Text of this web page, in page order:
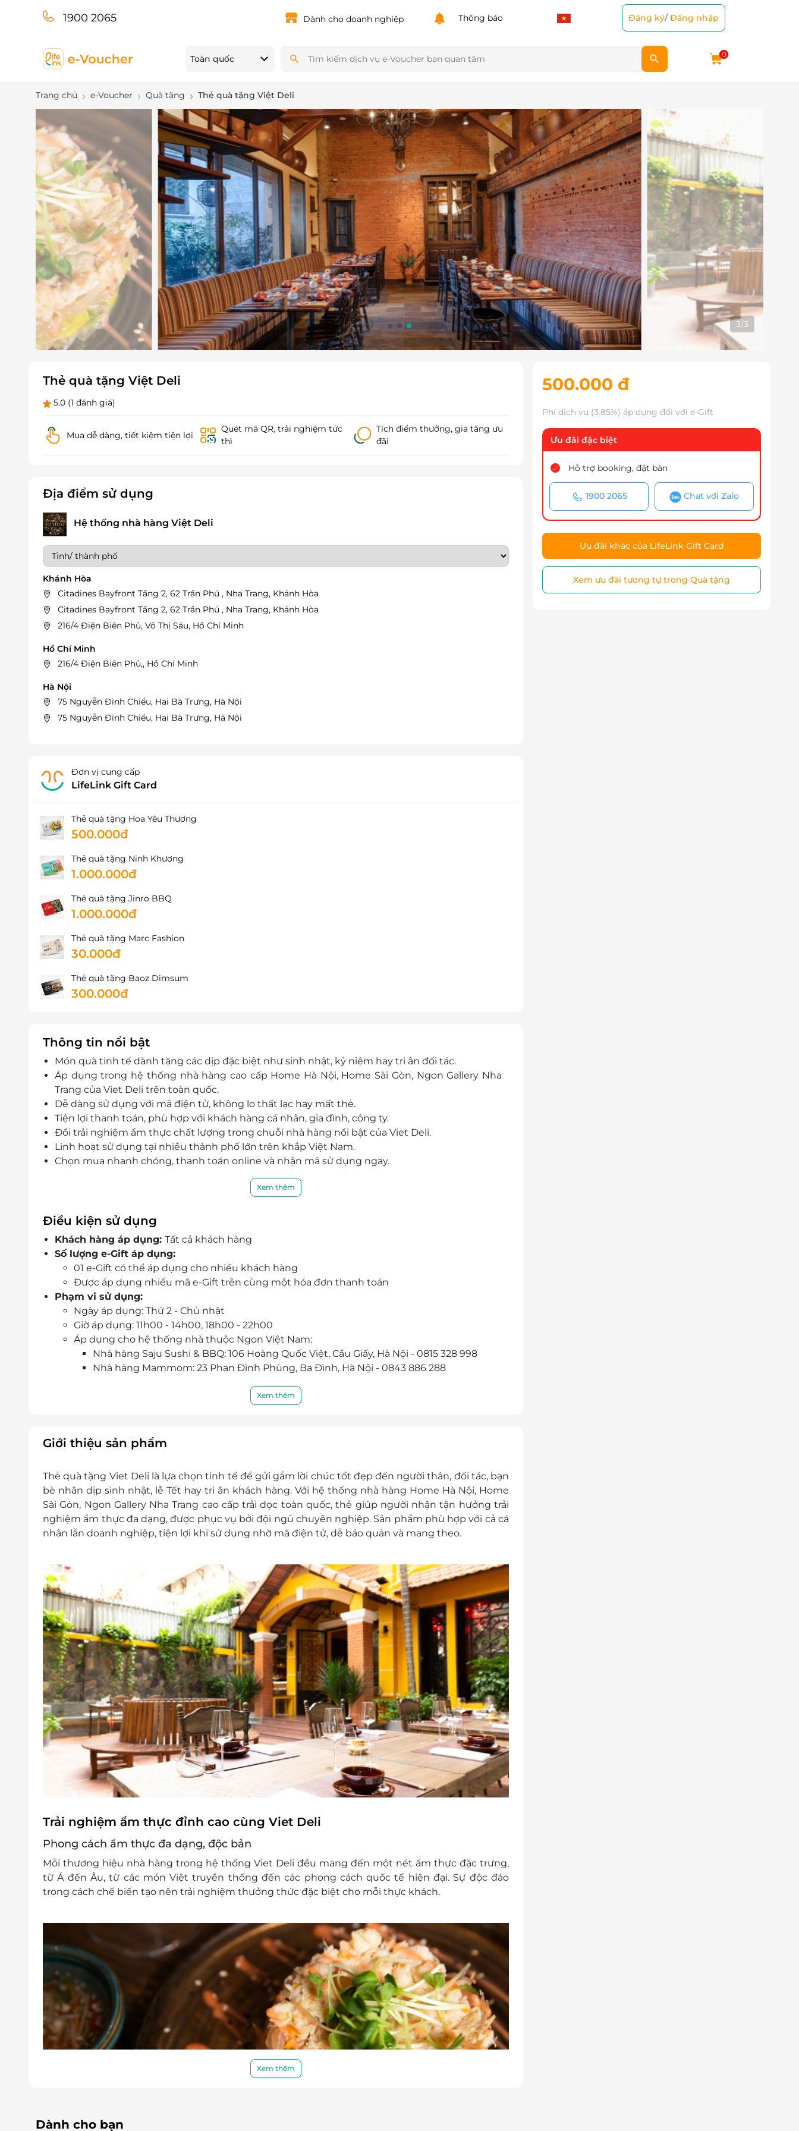
1900 2065 Dành cho doanh nghiệp Thông báo Đăng ký/Đăng nhập
Toàn quốc 0
Trang chủ e-Voucher Quà tặng Thẻ quà tặng Việt Deli
1/3
Thẻ quà tặng Việt Deli
5.0 (1 đánh giá)
Mua dễ dàng, tiết kiệm tiện lợi
Quét mã QR, trải nghiệm tức
thì
Tích điểm thưởng, gia tăng ưu
đãi
Địa điểm sử dụng
Hệ thống nhà hàng Việt Deli
Khánh Hòa
Citadines Bayfront Tầng 2, 62 Trần Phú , Nha Trang, Khánh Hòa
Citadines Bayfront Tầng 2, 62 Trần Phú , Nha Trang, Khánh Hòa
216/4 Điện Biên Phủ, Võ Thị Sáu, Hồ Chí Minh
Hồ Chí Minh
216/4 Điện Biên Phủ,, Hồ Chí Minh
Hà Nội
75 Nguyễn Đình Chiểu, Hai Bà Trưng, Hà Nội
75 Nguyễn Đình Chiểu, Hai Bà Trưng, Hà Nội
Đơn vị cung cấp
LifeLink Gift Card
Thẻ quà tặng Hoa Yêu Thương
500.000đ
Thẻ quà tặng Ninh Khương
1.000.000đ
Thẻ quà tặng Jinro BBQ
1.000.000đ
Thẻ quà tặng Marc Fashion
30.000đ
Thẻ quà tặng Baoz Dimsum
300.000đ
Thông tin nổi bật
Món quà tinh tế dành tặng các dịp đặc biệt như sinh nhật, kỷ niệm hay tri ân đối tác.
Áp dụng trong hệ thống nhà hàng cao cấp Home Hà Nội, Home Sài Gòn, Ngon Gallery Nha
Trang của Viet Deli trên toàn quốc.
Dễ dàng sử dụng với mã điện tử, không lo thất lạc hay mất thẻ.
Tiện lợi thanh toán, phù hợp với khách hàng cá nhân, gia đình, công ty.
Đổi trải nghiệm ẩm thực chất lượng trong chuỗi nhà hàng nổi bật của Viet Deli.
Linh hoạt sử dụng tại nhiều thành phố lớn trên khắp Việt Nam.
Chọn mua nhanh chóng, thanh toán online và nhận mã sử dụng ngay.
Xem thêm
Điều kiện sử dụng
Khách hàng áp dụng: Tất cả khách hàng
Số lượng e-Gift áp dụng:
01 e-Gift có thể áp dụng cho nhiều khách hàng
Được áp dụng nhiều mã e-Gift trên cùng một hóa đơn thanh toán
Phạm vi sử dụng:
Ngày áp dụng: Thứ 2 - Chủ nhật
Giờ áp dụng: 11h00 - 14h00, 18h00 - 22h00
Áp dụng cho hệ thống nhà thuộc Ngon Việt Nam:
Nhà hàng Saju Sushi & BBQ: 106 Hoàng Quốc Việt, Cầu Giấy, Hà Nội - 0815 328 998
Nhà hàng Mammom: 23 Phan Đình Phùng, Ba Đình, Hà Nội - 0843 886 288
Nhà hàng All Seasons Đà Nẵng: 193 Nguyễn Văn Thoại, An Hải Đông, Đà Nẵng - 0764
e-Gift không có giá trị quy đổi thành tiền mặt, không trả lại tiền thừa
Không áp dụng đồng thời với chương trình khuyến mại khác
Xem thêm
Giới thiệu sản phẩm
Thẻ quà tặng Viet Deli là lựa chọn tinh tế để gửi gắm lời chúc tốt đẹp đến người thân, đối tác, bạn
bè nhân dịp sinh nhật, lễ Tết hay tri ân khách hàng. Với hệ thống nhà hàng Home Hà Nội, Home
Sài Gòn, Ngon Gallery Nha Trang cao cấp trải dọc toàn quốc, thẻ giúp người nhận tận hưởng trải
nghiệm ẩm thực đa dạng, được phục vụ bởi đội ngũ chuyên nghiệp. Sản phẩm phù hợp với cả cá
nhân lẫn doanh nghiệp, tiện lợi khi sử dụng nhờ mã điện tử, dễ bảo quản và mang theo.
Trải nghiệm ẩm thực đỉnh cao cùng Viet Deli
Phong cách ẩm thực đa dạng, độc bản
Mỗi thương hiệu nhà hàng trong hệ thống Viet Deli đều mang đến một nét ẩm thực đặc trưng,
từ Á đến Âu, từ các món Việt truyền thống đến các phong cách quốc tế hiện đại. Sự độc đáo
trong cách chế biến tạo nên trải nghiệm thưởng thức đặc biệt cho mỗi thực khách.
Xem thêm
500.000 đ
Phí dịch vụ (3.85%) áp dụng đối với e-Gift
Ưu đãi đặc biệt
Hỗ trợ booking, đặt bàn
1900 2065 Chat với Zalo
Ưu đãi khác của LifeLink Gift Card
Xem ưu đãi tương tự trong Quà tặng
Dành cho bạn